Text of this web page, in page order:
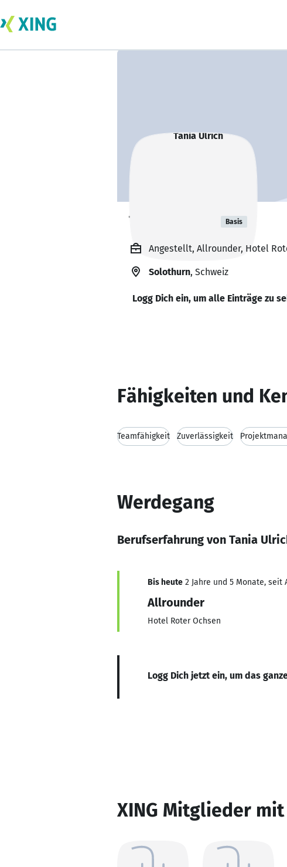
Tania Ulrich Basis
Angestellt, Allrounder, Hotel
Solothurn, Schweiz
Logg Dich ein, um alle Einträge zu
Fähigkeiten und
Teamfähigkeit Zuverlässigkeit
Werdegang
Berufserfahrung von Tania
Bis heute 2 Jahre und 5 Monate, seit
Allrounder
Hotel Roter Ochsen
Logg Dich jetzt ein, um das
XING Mitglieder